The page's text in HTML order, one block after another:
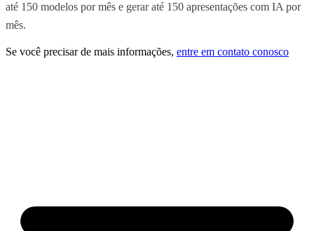
até 150 modelos por mês e gerar até 150 apresentações com IA por
mês.
Se você precisar de mais informações, entre em contato conosco